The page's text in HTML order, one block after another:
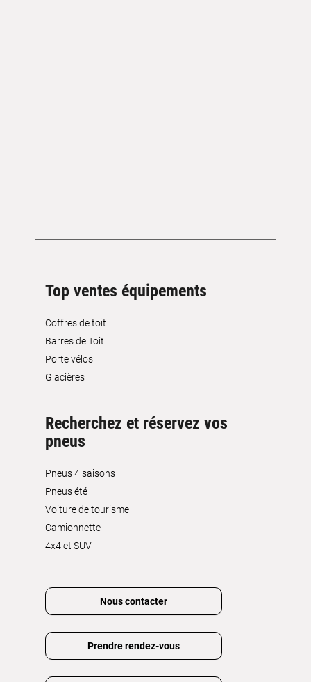
Top ventes équipements
Coffres de toit
Barres de Toit
Porte vélos
Glacières
Recherchez et réservez vos
pneus
Pneus 4 saisons
Pneus été
Voiture de tourisme
Camionnette
4x4 et SUV
Nous contacter
Prendre rendez-vous